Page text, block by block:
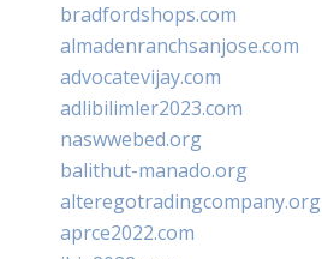
bradfordshops.com
almadenranchsanjose.com
advocatevijay.com
adlibilimler2023.com
naswwebed.org
balithut-manado.org
alteregotradingcompany.org
aprce2022.com